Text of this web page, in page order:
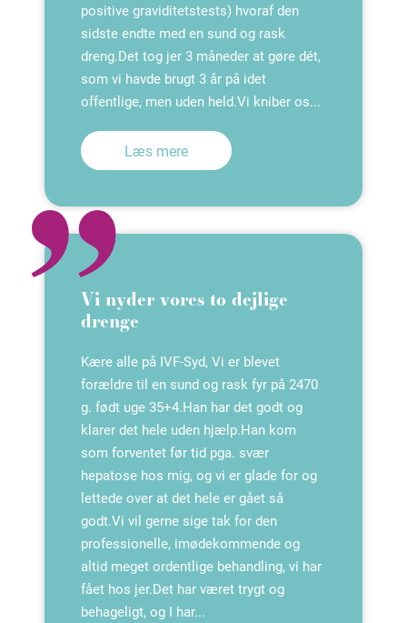
positive graviditetstests) hvoraf den
sidste endte med en sund og rask
dreng.Det tog jer 3 måneder at gøre dét,
som vi havde brugt 3 år på idet
offentlige, men uden held.Vi kniber os...
Læs mere
Vi nyder vores to dejlige
drenge
Kære alle på IVF-Syd, Vi er blevet
forældre til en sund og rask fyr på 2470
g. født uge 35+4.Han har det godt og
klarer det hele uden hjælp.Han kom
som forventet før tid pga. svær
hepatose hos mig, og vi er glade for og
lettede over at det hele er gået så
godt.Vi vil gerne sige tak for den
professionelle, imødekommende og
altid meget ordentlige behandling, vi har
fået hos jer.Det har været trygt og
behageligt, og I har...